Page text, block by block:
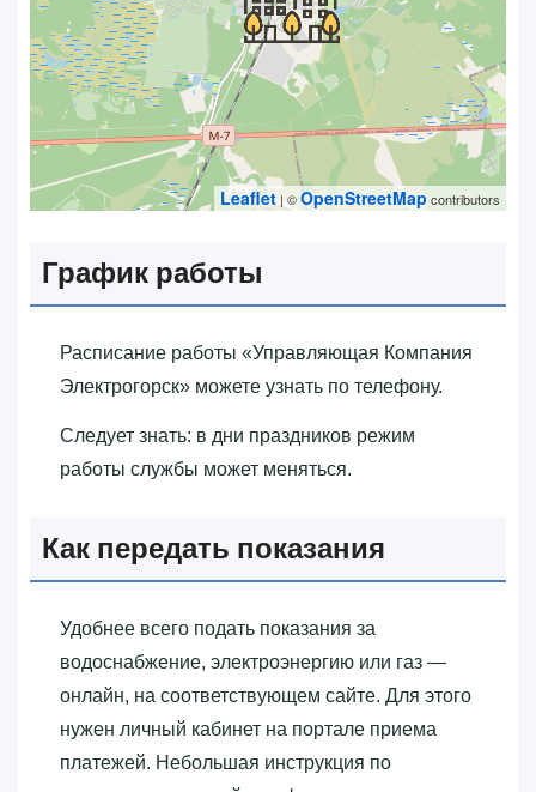
Leaflet | ©OpenStreetMap contributors
График работы
Расписание работы «‎Управляющая Компания
Электрогорск»‎ можете узнать по телефону.
Следует знать: в дни праздников режим
работы службы может меняться.
Как передать показания
Удобнее всего подать показания за
водоснабжение, электроэнергию или газ —
онлайн, на соответствующем сайте. Для этого
нужен личный кабинет на портале приема
платежей. Небольшая инструкция по